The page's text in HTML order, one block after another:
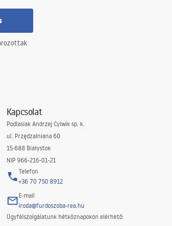
számára.
tálca nagyobb kényelmet és jobb szigetelést
Kapcsolat
Podlasiak Andrzej Cylwik sp. k.
ul. Przędzalniana 60
15-688 Białystok
NIP 966-216-01-21
Telefon
+36 70 750 8912
E-mail
iroda@furdoszoba-rea.hu
Ügyfélszolgálatunk hétköznapokon elérhető: